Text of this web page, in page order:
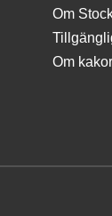
Om
Om